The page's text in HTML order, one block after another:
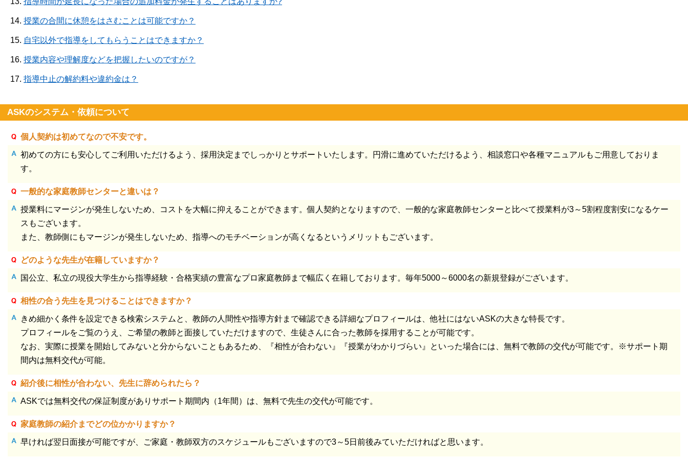
14. 授業の合間に休憩をはさむことは可能ですか？
15. 自宅以外で指導をしてもらうことはできますか？
16. 授業内容や理解度などを把握したいのですが？
17. 指導中止の解約料や違約金は？
ASKのシステム・依頼について
個人契約は初めてなので不安です。
初めての方にも安心してご利用いただけるよう、採用決定までしっかりとサポートいたします。円滑に進めていただけるよう、相談窓口や各種マニュアルもご用意しておりま
す。
一般的な家庭教師センターと違いは？
授業料にマージンが発生しないため、コストを大幅に抑えることができます。個人契約となりますので、一般的な家庭教師センターと比べて授業料が3～5割程度割安になるケー
スもございます。
また、教師側にもマージンが発生しないため、指導へのモチベーションが高くなるというメリットもございます。
どのような先生が在籍していますか？
国公立、私立の現役大学生から指導経験・合格実績の豊富なプロ家庭教師まで幅広く在籍しております。毎年5000～6000名の新規登録がございます。
相性の合う先生を見つけることはできますか？
きめ細かく条件を設定できる検索システムと、教師の人間性や指導方針まで確認できる詳細なプロフィールは、他社にはないASKの大きな特長です。
プロフィールをご覧のうえ、ご希望の教師と面接していただけますので、生徒さんに合った教師を採用することが可能です。
なお、実際に授業を開始してみないと分からないこともあるため、『相性が合わない』『授業がわかりづらい』といった場合には、無料で教師の交代が可能です。※サポート期
間内は無料交代が可能。
紹介後に相性が合わない、先生に辞められたら？
ASKでは無料交代の保証制度がありサポート期間内（1年間）は、無料で先生の交代が可能です。
家庭教師の紹介までどの位かかりますか？
早ければ翌日面接が可能ですが、ご家庭・教師双方のスケジュールもございますので3～5日前後みていただければと思います。